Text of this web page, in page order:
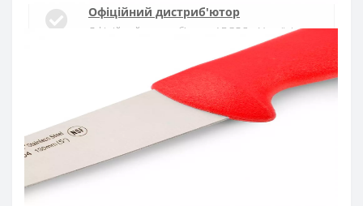
Офіційний дистриб'ютор
Офіційний дистриб'ютор ARCOS в Україні
Швидка доставка
Доставка протягом 1-3 днів по Україні
Гарантія якості
10 років гарантія на ножі